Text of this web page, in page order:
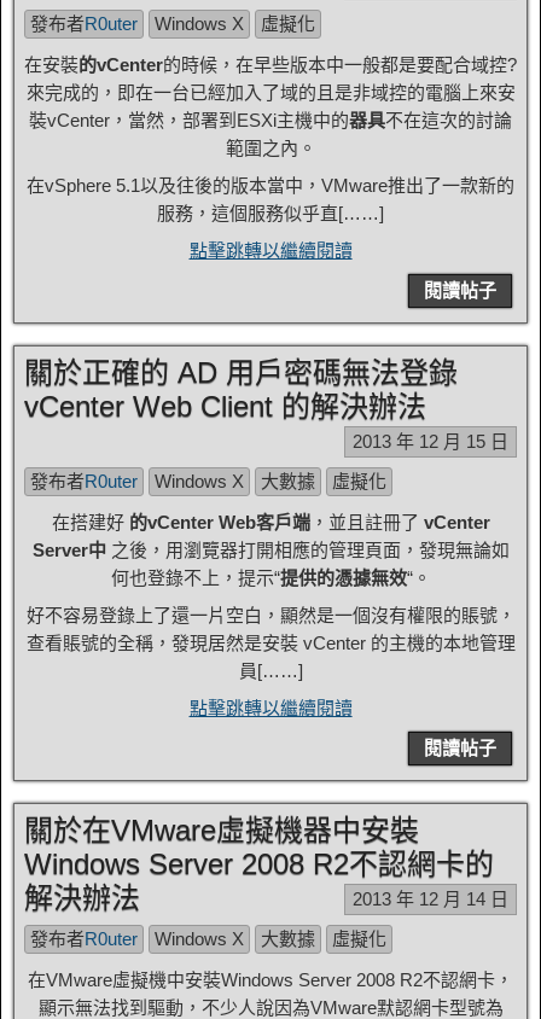
發布者R0uter Windows X
虛擬化
在安裝的vCenter的時候，在早些版本中一般都是要配合域控?
來完成的，即在一台已經加入了域的且是非域控的電腦上來安
裝vCenter，當然，部署到ESXi主機中的器具不在這次的討論
範圍之內。
在vSphere 5.1以及往後的版本當中，VMware推出了一款新的
服務，這個服務似乎直[……]
點擊跳轉以繼續閱讀
閱讀帖子
關於正確的 AD 用戶密碼無法登錄
vCenter Web Client 的解決辦法
2013 年 12 月 15 日
發布者R0uter Windows X 大數據
虛擬化
在搭建好 的vCenter Web客戶端，並且註冊了 vCenter
Server中 之後，用瀏覽器打開相應的管理頁面，發現無論如
何也登錄不上，提示“提供的憑據無效“。
好不容易登錄上了還一片空白，顯然是一個沒有權限的賬號，
查看賬號的全稱，發現居然是安裝 vCenter 的主機的本地管理
員[……]
點擊跳轉以繼續閱讀
閱讀帖子
關於在VMware虛擬機器中安裝
Windows Server 2008 R2不認網卡的
解決辦法
2013 年 12 月 14 日
發布者R0uter Windows X 大數據
虛擬化
在VMware虛擬機中安裝Windows Server 2008 R2不認網卡，
顯示無法找到驅動，不少人說因為VMware默認網卡型號為